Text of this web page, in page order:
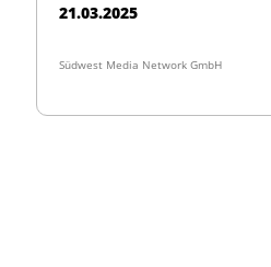
21.03.2025
Südwest Media Network GmbH